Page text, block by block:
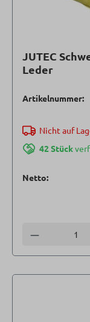
JUTEC
Leder
Artikelnummer:
Nicht auf
42 Stück
Netto:
Anzahl